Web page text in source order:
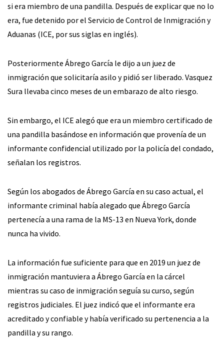
si era miembro de una pandilla. Después de explicar que no lo
era, fue detenido por el Servicio de Control de Inmigración y
Aduanas (ICE, por sus siglas en inglés).
Posteriormente Ábrego García le dijo a un juez de
inmigración que solicitaría asilo y pidió ser liberado. Vasquez
Sura llevaba cinco meses de un embarazo de alto riesgo.
Sin embargo, el ICE alegó que era un miembro certificado de
una pandilla basándose en información que provenía de un
informante confidencial utilizado por la policía del condado,
señalan los registros.
Según los abogados de Ábrego García en su caso actual, el
informante criminal había alegado que Ábrego García
pertenecía a una rama de la MS-13 en Nueva York, donde
nunca ha vivido.
La información fue suficiente para que en 2019 un juez de
inmigración mantuviera a Ábrego García en la cárcel
mientras su caso de inmigración seguía su curso, según
registros judiciales. El juez indicó que el informante era
acreditado y confiable y había verificado su pertenencia a la
pandilla y su rango.